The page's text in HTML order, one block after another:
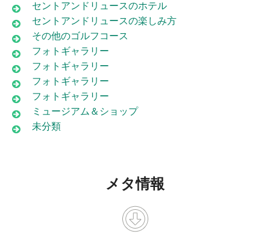
セントアンドリュースのホテル
セントアンドリュースの楽しみ方
その他のゴルフコース
フォトギャラリー
フォトギャラリー
フォトギャラリー
フォトギャラリー
ミュージアム＆ショップ
未分類
メタ情報